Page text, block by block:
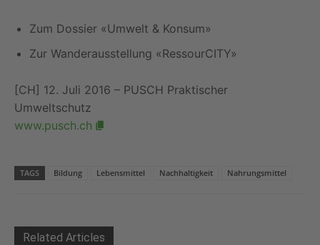
Zum Dossier «Umwelt & Konsum»
Zur Wanderausstellung «RessourCITY»
[CH] 12. Juli 2016 – PUSCH Praktischer
Umweltschutz
www.pusch.ch
TAGS Bildung Lebensmittel Nachhaltigkeit Nahrungsmittel
Related Articles